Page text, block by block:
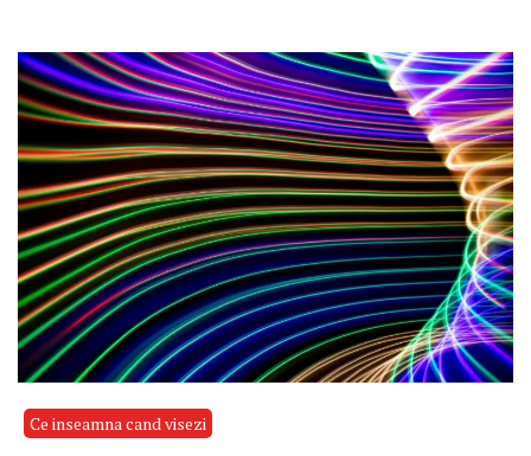
Ce inseamna cand visezi